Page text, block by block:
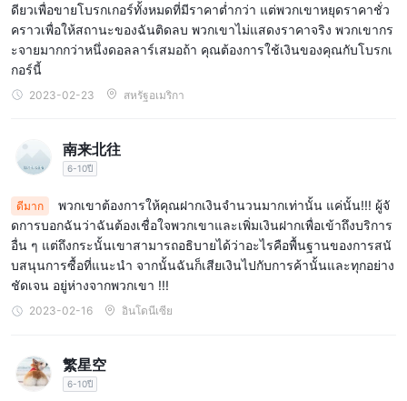
ดียวเพื่อขายโบรกเกอร์ทั้งหมดที่มีราคาต่ำกว่า แต่พวกเขาหยุดราคาชั่ว
คราวเพื่อให้สถานะของฉันติดลบ พวกเขาไม่แสดงราคาจริง พวกเขากร
ะจายมากกว่าหนึ่งดอลลาร์เสมอถ้า คุณต้องการใช้เงินของคุณกับโบรกเ
กอร์นี้
2023-02-23 สหรัฐอเมริกา
南来北往
6-10ปี
ดีมาก
พวกเขาต้องการให้คุณฝากเงินจำนวนมากเท่านั้น แค่นั้น!!! ผู้จั
ดการบอกฉันว่าฉันต้องเชื่อใจพวกเขาและเพิ่มเงินฝากเพื่อเข้าถึงบริการ
อื่น ๆ แต่ถึงกระนั้นเขาสามารถอธิบายได้ว่าอะไรคือพื้นฐานของการสนั
บสนุนการซื้อที่แนะนำ จากนั้นฉันก็เสียเงินไปกับการค้านั้นและทุกอย่าง
ชัดเจน อยู่ห่างจากพวกเขา !!!
2023-02-16 อินโดนีเซีย
繁星空
6-10ปี